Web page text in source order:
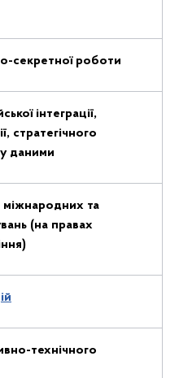
секретної роботи
інтеграції,
стратегічного
даними
міжнародних та
(на правах
технічного